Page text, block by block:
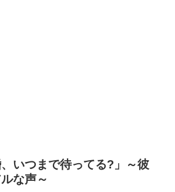
、いつまで待ってる?」～彼
な声～